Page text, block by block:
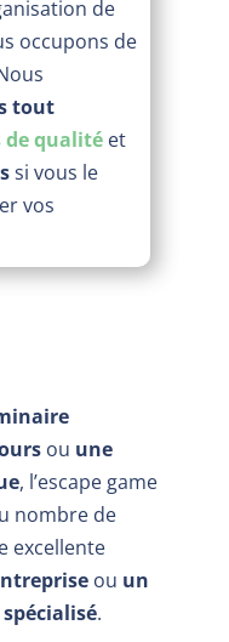
de
occupons de
tout
de qualitéet
si vous le
vos
ou une
, l’escape game
nombre de
excellente
ou un
.